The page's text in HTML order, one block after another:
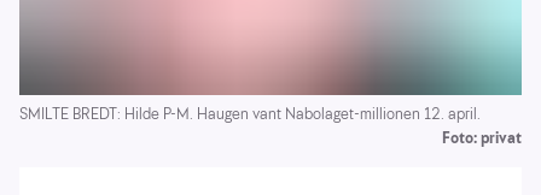
SMILTE BREDT: Hilde P-M. Haugen vant Nabolaget-millionen 12. april.
Foto: privat